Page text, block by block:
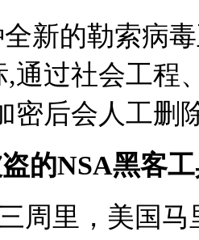
新的勒索病毒
通过社会工程
密后会人工删
的NSA黑客
里，美国马